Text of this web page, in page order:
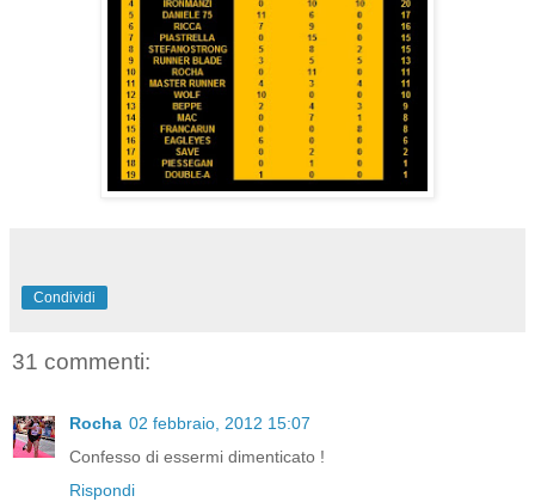
Condividi
31 commenti:
Rocha 02 febbraio, 2012 15:07
Confesso di essermi dimenticato !
Rispondi